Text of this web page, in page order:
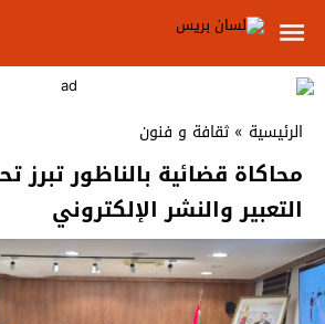
الرئيسية » ثقافة و فنون
محاكاة قضائية بالناظور تبرز
التعبير والنشر الإلكتروني